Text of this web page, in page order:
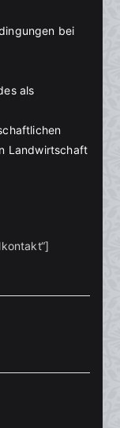
bei
als
Landwirtschaft